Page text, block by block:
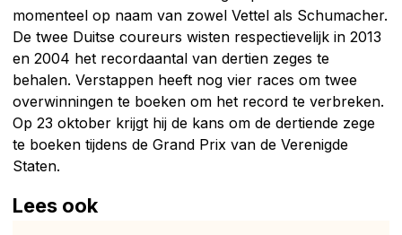
momenteel op naam van zowel Vettel als Schumacher.
De twee Duitse coureurs wisten respectievelijk in 2013
en 2004 het recordaantal van dertien zeges te
behalen. Verstappen heeft nog vier races om twee
overwinningen te boeken om het record te verbreken.
Op 23 oktober krijgt hij de kans om de dertiende zege
te boeken tijdens de Grand Prix van de Verenigde
Staten.
Lees ook